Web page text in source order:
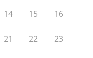
14 15 16
21 22 23